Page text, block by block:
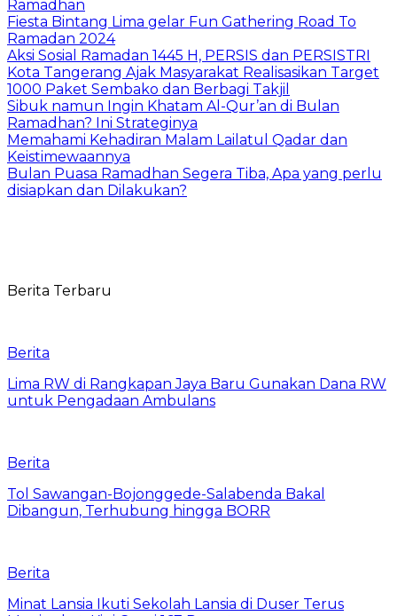
Ramadhan
Fiesta Bintang Lima gelar Fun Gathering Road To
Ramadan 2024
Aksi Sosial Ramadan 1445 H, PERSIS dan PERSISTRI
Kota Tangerang Ajak Masyarakat Realisasikan Target
1000 Paket Sembako dan Berbagi Takjil
Sibuk namun Ingin Khatam Al-Qur’an di Bulan
Ramadhan? Ini Strateginya
Memahami Kehadiran Malam Lailatul Qadar dan
Keistimewaannya
Bulan Puasa Ramadhan Segera Tiba, Apa yang perlu
disiapkan dan Dilakukan?
Berita Terbaru
Berita
Lima RW di Rangkapan Jaya Baru Gunakan Dana RW
untuk Pengadaan Ambulans
Berita
Tol Sawangan-Bojonggede-Salabenda Bakal
Dibangun, Terhubung hingga BORR
Berita
Minat Lansia Ikuti Sekolah Lansia di Duser Terus